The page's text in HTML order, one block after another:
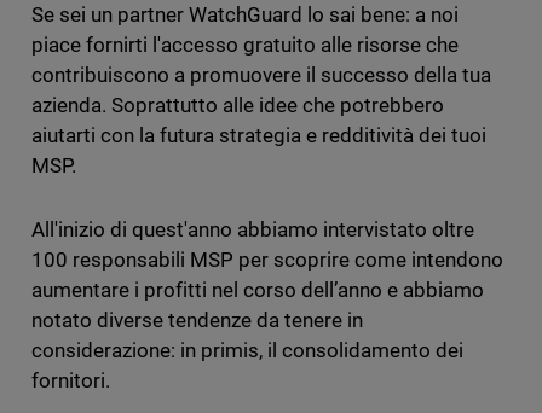
Se sei un partner WatchGuard lo sai bene: a noi
piace fornirti l'accesso gratuito alle risorse che
contribuiscono a promuovere il successo della tua
azienda. Soprattutto alle idee che potrebbero
aiutarti con la futura strategia e redditività dei tuoi
MSP.
All'inizio di quest'anno abbiamo intervistato oltre
100 responsabili MSP per scoprire come intendono
aumentare i profitti nel corso dell’anno e abbiamo
notato diverse tendenze da tenere in
considerazione: in primis, il consolidamento dei
fornitori.